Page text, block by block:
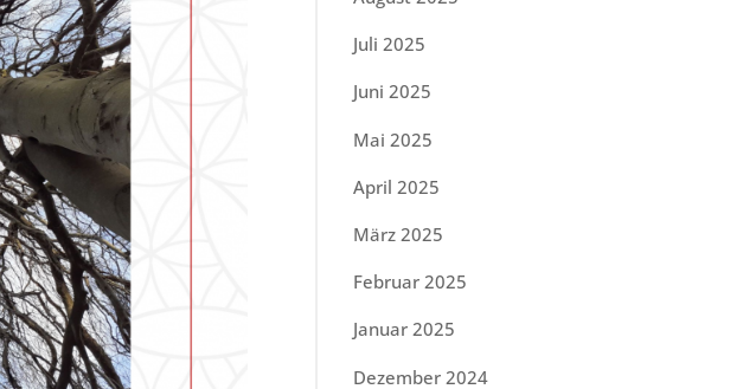
Juli 2025
Juni 2025
Mai 2025
April 2025
März 2025
Februar 2025
Januar 2025
Dezember 2024